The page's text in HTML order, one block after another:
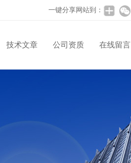
一键分享网站到：
技术文章 公司资质 在线留言